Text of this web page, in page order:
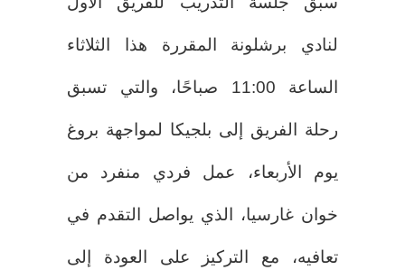
لنادي برشلونة المقررة هذا الثلاثاء
الساعة 11:00 صباحًا، والتي تسبق
رحلة الفريق إلى بلجيكا لمواجهة بروغ
يوم الأربعاء، عمل فردي منفرد من
خوان غارسيا، الذي يواصل التقدم في
تعافيه، مع التركيز على العودة إلى